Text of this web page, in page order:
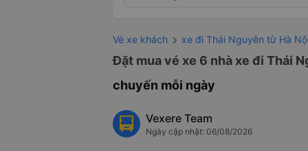
Vé xe khách xe đi Thái Nguyên từ Hà
Đặt mua vé xe 6 nhà xe đi Thái
chuyến mỗi ngày
Vexere Team
Ngày cập nhật: 06/08/2026